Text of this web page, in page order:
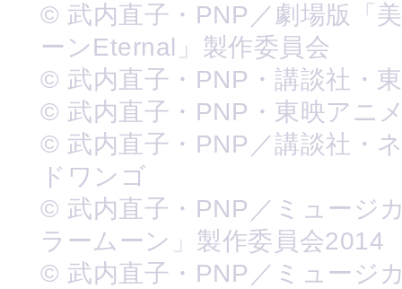
© 武内直子・PNP／劇場版「
ーンEternal」製作委員会
© 武内直子・PNP・講談社・
© 武内直子・PNP・東映アニ
© 武内直子・PNP／講談社・
ドワンゴ
© 武内直子・PNP／ミュージ
ラームーン」製作委員会2014
© 武内直子・PNP／ミュージ